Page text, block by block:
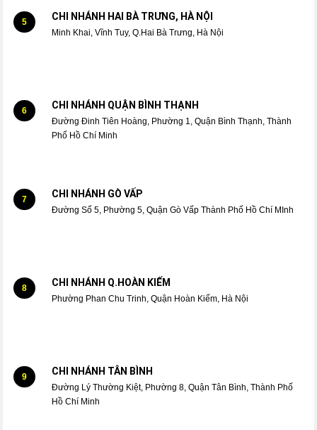
5 CHI NHÁNH HAI BÀ TRƯNG, HÀ NỘI
Minh Khai, Vĩnh Tuy, Q.Hai Bà Trưng, Hà Nội
6 CHI NHÁNH QUẬN BÌNH THẠNH
Đường Đinh Tiên Hoàng, Phường 1, Quận Bình Thạnh, Thành
Phố Hồ Chí Minh
7 CHI NHÁNH GÒ VẤP
Đường Số 5, Phường 5, Quận Gò Vấp Thành Phố Hồ Chí MInh
8 CHI NHÁNH Q.HOÀN KIẾM
Phường Phan Chu Trinh, Quận Hoàn Kiếm, Hà Nội
9 CHI NHÁNH TÂN BÌNH
Đường Lý Thường Kiệt, Phường 8, Quận Tân Bình, Thành Phố
Hồ Chí Minh